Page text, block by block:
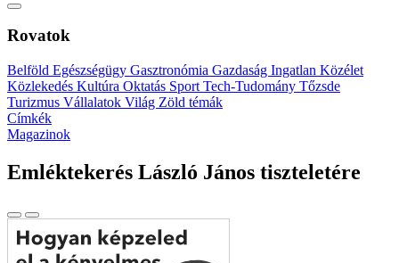
Rovatok
Belföld Egészségügy Gasztronómia Gazdaság Ingatlan Közélet
Közlekedés Kultúra Oktatás Sport Tech-Tudomány Tőzsde
Turizmus Vállalatok Világ Zöld témák
Címkék
Magazinok
Emléktekerés László János tiszteletére